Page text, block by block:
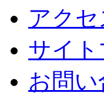
アク
サイ
お問